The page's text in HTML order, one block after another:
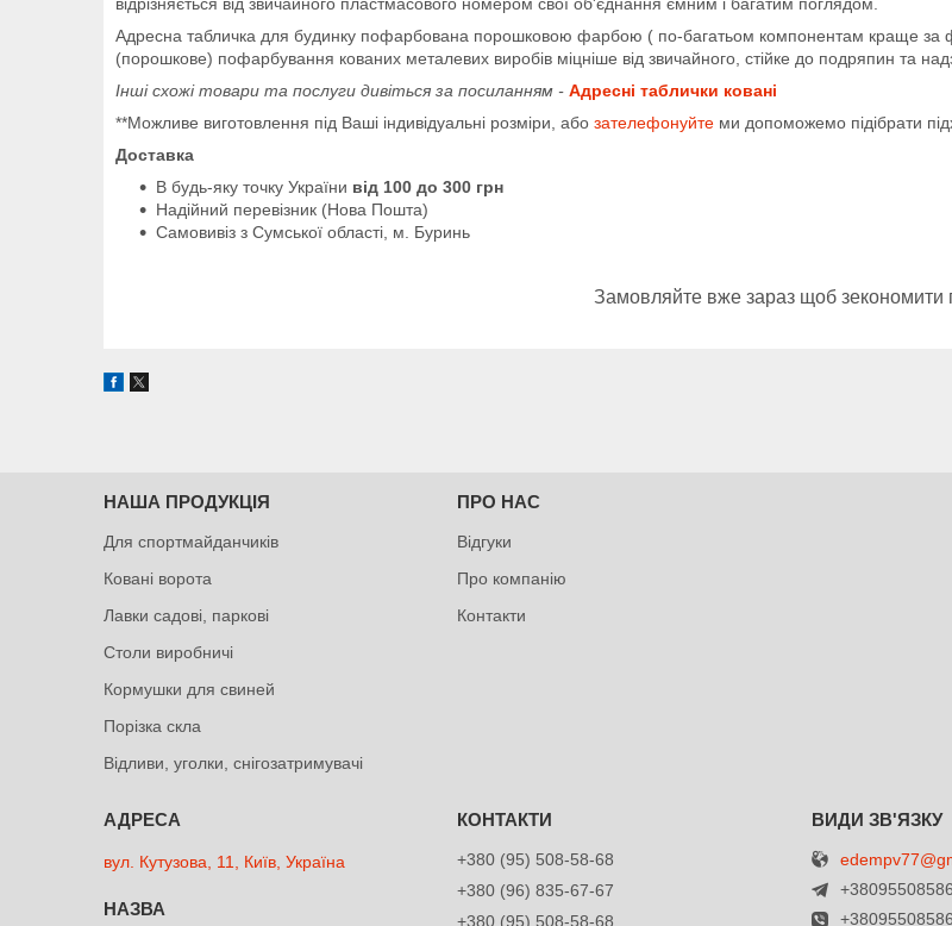
Адресна табличка для будинку пофарбована порошковою фарбою ( по-багатьом компонентам краще за
(порошкове) пофарбування кованих металевих виробів міцніше від звичайного, стійке до подряпин та
Інші схожі товари та послуги дивіться за посиланням - Адресні таблички ковані
**Можливе виготовлення під Ваші індивідуальні розміри, або зателефонуйте ми допоможемо підібрати
Доставка
В будь-яку точку України від 100 до 300 грн
Надійний перевізник (Нова Пошта)
Самовивіз з Сумської області, м. Буринь
Замовляйте вже зараз щоб зекономити
НАША ПРОДУКЦІЯ
Для спортмайданчиків
Ковані ворота
Лавки садові, паркові
Столи виробничі
Кормушки для свиней
Порізка скла
Відливи, уголки, снігозатримувачі
ПРО НАС
Відгуки
Про компанію
Контакти
вул. Кутузова, 11, Київ, Україна
+380 (95) 508-58-68
+380 (96) 835-67-67
+380 (95) 508-58-68